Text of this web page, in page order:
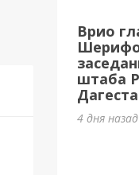
1 день
Врио
штаба
4 дня